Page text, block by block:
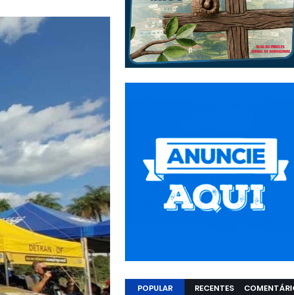
POPULAR RECENTES